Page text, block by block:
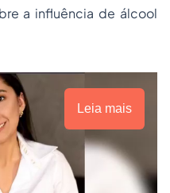
a influência de álcool
Leia mais